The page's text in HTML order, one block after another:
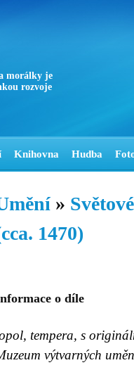
morálky je
rozvoje
Knihovna Hudba
»
1470)
o díle
tempera, s
výtvarných